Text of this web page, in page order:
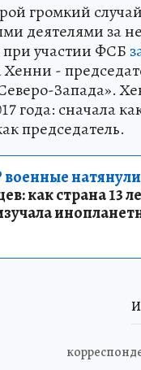
громкий
деятелями за
при участии ФСБ
-
Запада».
года: сначала
председатель.
натянули
как страна 13